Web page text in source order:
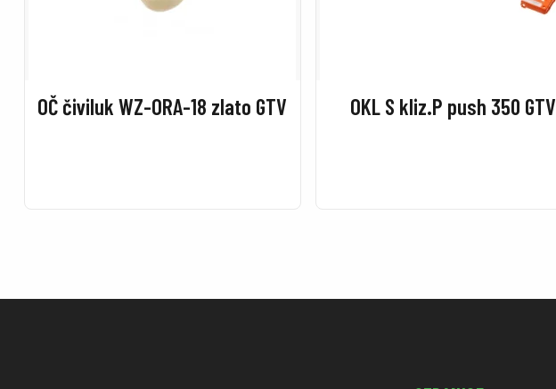
OČ čiviluk WZ-ORA-18 zlato GTV OKL S kliz.P push 350 GTV